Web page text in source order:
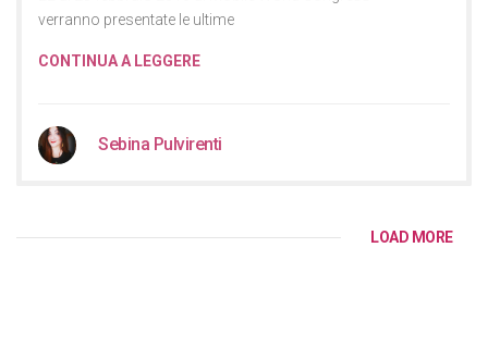
verranno presentate le ultime
CONTINUA A LEGGERE
Sebina Pulvirenti
LOAD MORE